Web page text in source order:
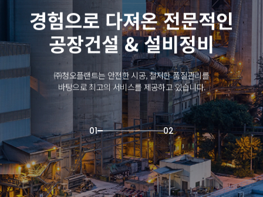
경험으로 다져온 전문적인
공장건설 & 설비정비
㈜청오플랜트는 안전한 시공, 철저한 품질관리를
바탕으로 최고의 서비스를 제공하고 있습니다.
01 02